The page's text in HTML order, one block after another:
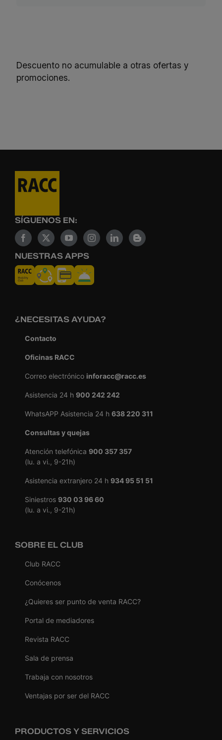
Descuento no acumulable a otras ofertas y
promociones.
SÍGUENOS EN:
NUESTRAS APPS
¿NECESITAS AYUDA?
Contacto
Oficinas RACC
Correo electrónico inforacc@racc.es
Asistencia 24 h 900 242 242
WhatsAPP Asistencia 24 h 638 220 311
Consultas y quejas
Atención telefónica 900 357 357
(lu. a vi., 9-21h)
Asistencia extranjero 24 h 934 95 51 51
Siniestros 930 03 96 60
(lu. a vi., 9-21h)
SOBRE EL CLUB
Club RACC
Conócenos
¿Quieres ser punto de venta RACC?
Portal de mediadores
Revista RACC
Sala de prensa
Trabaja con nosotros
Ventajas por ser del RACC
PRODUCTOS Y SERVICIOS